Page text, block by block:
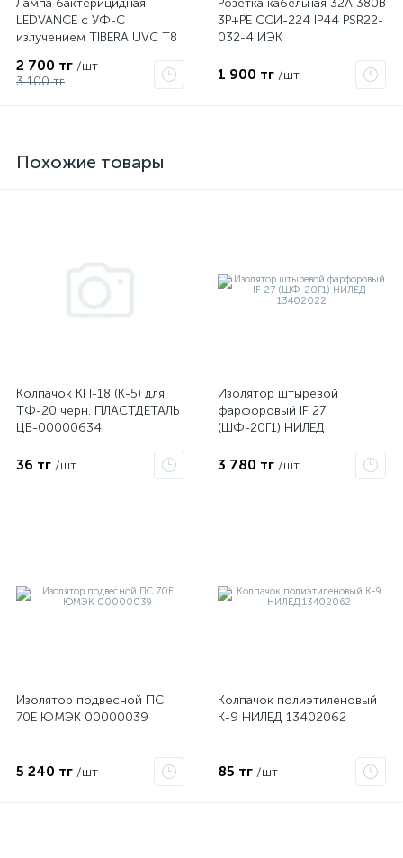
Лампа бактерицидная
LEDVANCE с УФ-С
излучением TIBERA UVC T8
2 700 тг /шт
3 100 тг
Розетка кабельная 32А 380В
3P+PЕ ССИ-224 IP44 PSR22-
032-4 ИЭК
1 900 тг /шт
Похожие товары
Колпачок КП-18 (К-5) для
ТФ-20 черн. ПЛАСТДЕТАЛЬ
ЦБ-00000634
36 тг /шт
Изолятор штыревой
фарфоровый IF 27
(ШФ-20Г1) НИЛЕД
3 780 тг /шт
Изолятор подвесной ПС
70Е ЮМЭК 00000039
5 240 тг /шт
Колпачок полиэтиленовый
К-9 НИЛЕД 13402062
85 тг /шт